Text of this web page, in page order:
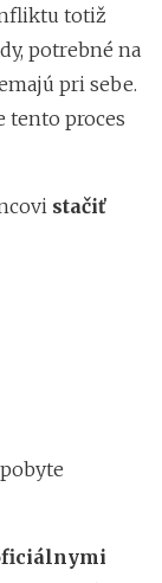
totiž
potrebné na
pri sebe.
tento proces
stačiť